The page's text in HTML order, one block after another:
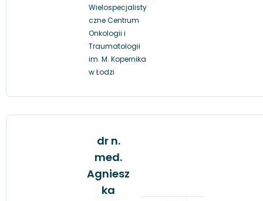
Wielospecjalisty
czne Centrum
Onkologii i
Traumatologii
im. M. Kopernika
w Łodzi
dr n.
med.
Agniesz
ka